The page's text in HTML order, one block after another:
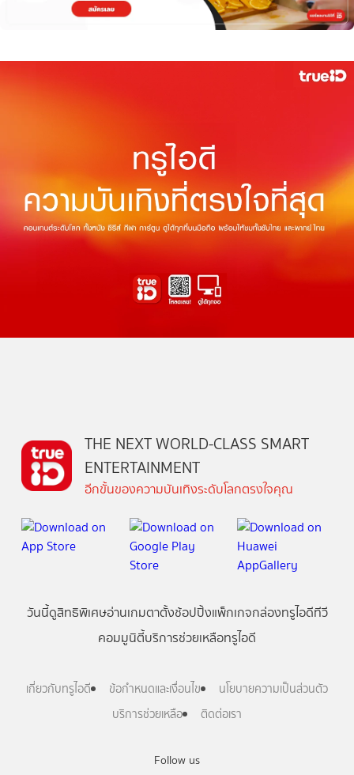
Follow us
THE NEXT WORLD-CLASS SMART
ENTERTAINMENT
อีกขั้นของความบันเทิงระดับโลกตรงใจคุณ
วันนี้ดูสิทธิพิเศษอ่านเกมตาตั้งช้อปปิ้งแพ็กเกจกล่องทรูไอดีทีวี
คอมมูนิตี้บริการช่วยเหลือทรูไอดี
เกี่ยวกับทรูไอดี ข้อกำหนดและเงื่อนไข
นโยบายความเป็นส่วนตัว
บริการช่วยเหลือ
ติดต่อเรา